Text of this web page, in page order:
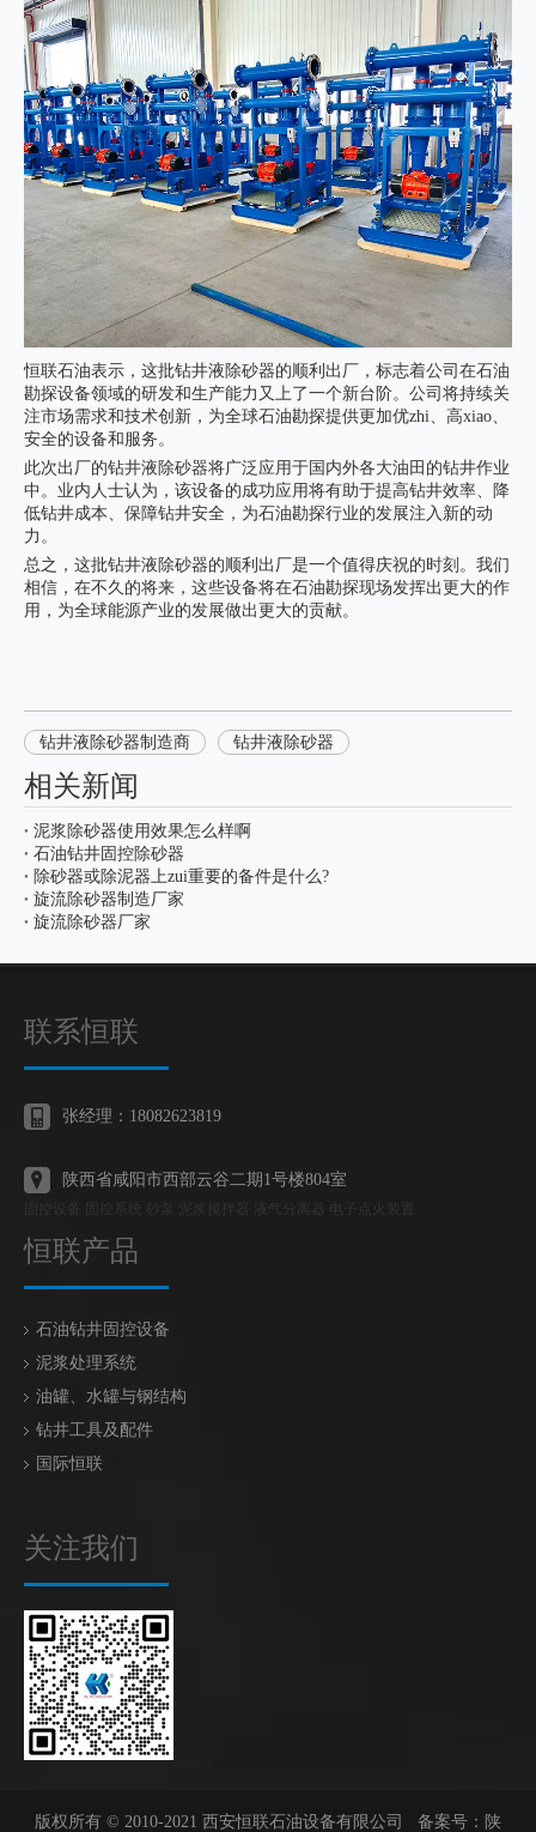
恒联石油表示，这批钻井液除砂器的顺利出厂，标志着公司在石油
勘探设备领域的研发和生产能力又上了一个新台阶。公司将持续关
注市场需求和技术创新，为全球石油勘探提供更加优zhi、高xiao、
安全的设备和服务。
此次出厂的钻井液除砂器将广泛应用于国内外各大油田的钻井作业
中。业内人士认为，该设备的成功应用将有助于提高钻井效率、降
低钻井成本、保障钻井安全，为石油勘探行业的发展注入新的动
力。
总之，这批钻井液除砂器的顺利出厂是一个值得庆祝的时刻。我们
相信，在不久的将来，这些设备将在石油勘探现场发挥出更大的作
用，为全球能源产业的发展做出更大的贡献。
钻井液除砂器制造商 钻井液除砂器
相关新闻
泥浆除砂器使用效果怎么样啊
石油钻井固控除砂器
除砂器或除泥器上zui重要的备件是什么?
旋流除砂器制造厂家
旋流除砂器厂家
联系恒联
张经理：18082623819
陕西省咸阳市西部云谷二期1号楼804室
恒联产品
石油钻井固控设备
泥浆处理系统
油罐、水罐与钢结构
钻井工具及配件
国际恒联
关注我们
版权所有 © 2010-2021 西安恒联石油设备有限公司 备案号： 陕